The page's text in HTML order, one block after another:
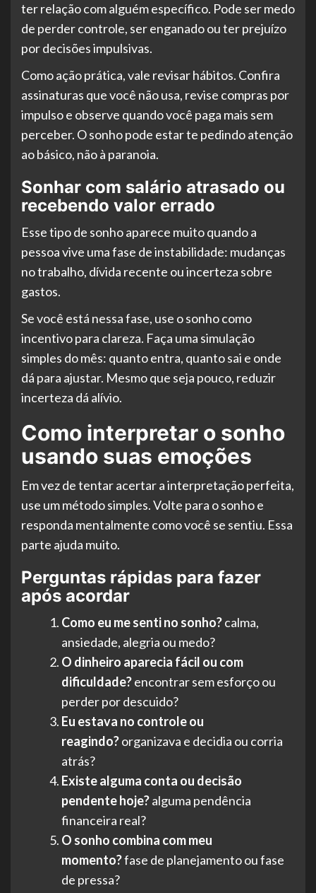
ter relação com alguém específico. Pode ser medo
de perder controle, ser enganado ou ter prejuízo
por decisões impulsivas.
Como ação prática, vale revisar hábitos. Confira
assinaturas que você não usa, revise compras por
impulso e observe quando você paga mais sem
perceber. O sonho pode estar te pedindo atenção
ao básico, não à paranoia.
Sonhar com salário atrasado ou
recebendo valor errado
Esse tipo de sonho aparece muito quando a
pessoa vive uma fase de instabilidade: mudanças
no trabalho, dívida recente ou incerteza sobre
gastos.
Se você está nessa fase, use o sonho como
incentivo para clareza. Faça uma simulação
simples do mês: quanto entra, quanto sai e onde
dá para ajustar. Mesmo que seja pouco, reduzir
incerteza dá alívio.
Como interpretar o sonho
usando suas emoções
Em vez de tentar acertar a interpretação perfeita,
use um método simples. Volte para o sonho e
responda mentalmente como você se sentiu. Essa
parte ajuda muito.
Perguntas rápidas para fazer
após acordar
Como eu me senti no sonho?calma,
ansiedade, alegria ou medo?
O dinheiro aparecia fácil ou com
dificuldade?encontrar sem esforço ou
perder por descuido?
Eu estava no controle ou
reagindo?organizava e decidia ou corria
atrás?
Existe alguma conta ou decisão
pendente hoje?alguma pendência
financeira real?
O sonho combina com meu
momento?fase de planejamento ou fase
de pressa?